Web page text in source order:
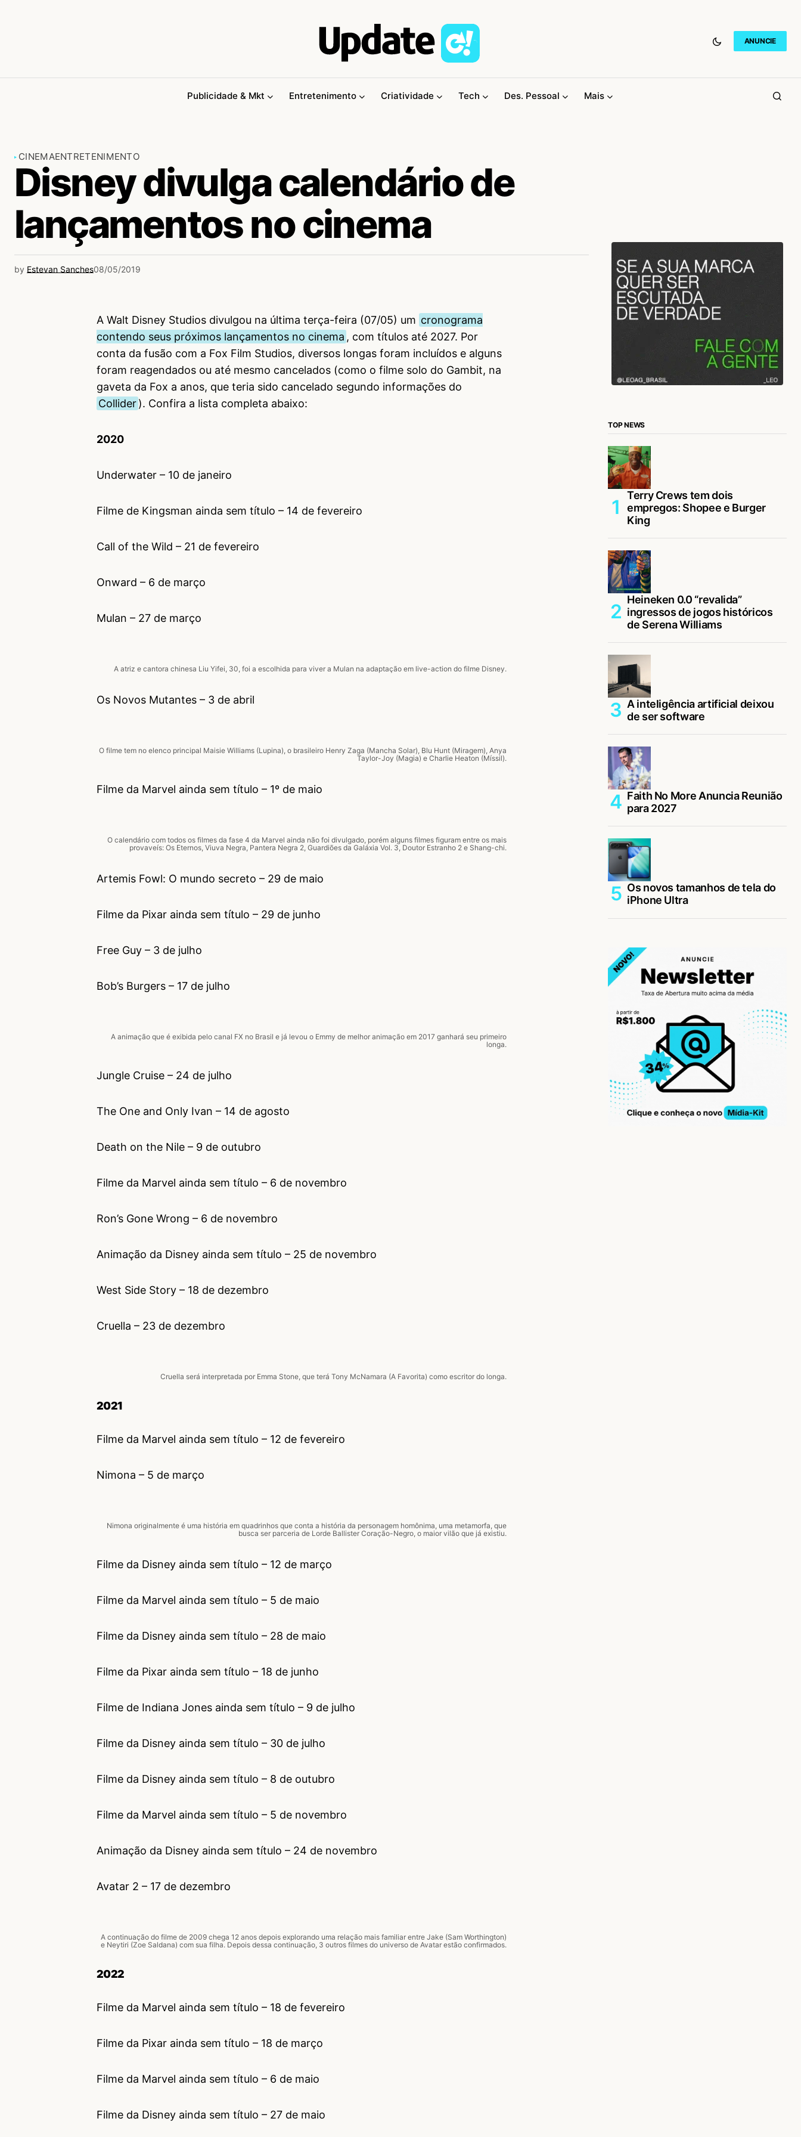
ANUNCIE
Publicidade & Mkt Entretenimento Criatividade Tech Des. Pessoal Mais
CINEMAENTRETENIMENTO
Disney divulga calendário de
lançamentos no cinema
by Estevan Sanches08/05/2019
A Walt Disney Studios divulgou na última terça-feira (07/05) um cronograma
contendo seus próximos lançamentos no cinema , com títulos até 2027. Por
conta da fusão com a Fox Film Studios, diversos longas foram incluídos e alguns
foram reagendados ou até mesmo cancelados (como o filme solo do Gambit, na
gaveta da Fox a anos, que teria sido cancelado segundo informações do
Collider). Confira a lista completa abaixo:
2020
Underwater – 10 de janeiro
Filme de Kingsman ainda sem título – 14 de fevereiro
Call of the Wild – 21 de fevereiro
Onward – 6 de março
Mulan – 27 de março
A atriz e cantora chinesa Liu Yifei, 30, foi a escolhida para viver a Mulan na adaptação em live-action do filme Disney.
Os Novos Mutantes – 3 de abril
O filme tem no elenco principal Maisie Williams (Lupina), o brasileiro Henry Zaga (Mancha Solar), Blu Hunt (Miragem), Anya
Taylor-Joy (Magia) e Charlie Heaton (Míssil).
Filme da Marvel ainda sem título – 1º de maio
O calendário com todos os filmes da fase 4 da Marvel ainda não foi divulgado, porém alguns filmes figuram entre os mais
provaveís: Os Eternos, Viuva Negra, Pantera Negra 2, Guardiões da Galáxia Vol. 3, Doutor Estranho 2 e Shang-chi.
Artemis Fowl: O mundo secreto – 29 de maio
Filme da Pixar ainda sem título – 29 de junho
Free Guy – 3 de julho
Bob’s Burgers – 17 de julho
A animação que é exibida pelo canal FX no Brasil e já levou o Emmy de melhor animação em 2017 ganhará seu primeiro
longa.
Jungle Cruise – 24 de julho
The One and Only Ivan – 14 de agosto
Death on the Nile – 9 de outubro
Filme da Marvel ainda sem título – 6 de novembro
Ron’s Gone Wrong – 6 de novembro
Animação da Disney ainda sem título – 25 de novembro
West Side Story – 18 de dezembro
Cruella – 23 de dezembro
Cruella será interpretada por Emma Stone, que terá Tony McNamara (A Favorita) como escritor do longa.
2021
Filme da Marvel ainda sem título – 12 de fevereiro
Nimona – 5 de março
Nimona originalmente é uma história em quadrinhos que conta a história da personagem homônima, uma metamorfa, que
busca ser parceria de Lorde Ballister Coração-Negro, o maior vilão que já existiu.
Filme da Disney ainda sem título – 12 de março
Filme da Marvel ainda sem título – 5 de maio
Filme da Disney ainda sem título – 28 de maio
Filme da Pixar ainda sem título – 18 de junho
Filme de Indiana Jones ainda sem título – 9 de julho
Filme da Disney ainda sem título – 30 de julho
Filme da Disney ainda sem título – 8 de outubro
Filme da Marvel ainda sem título – 5 de novembro
Animação da Disney ainda sem título – 24 de novembro
Avatar 2 – 17 de dezembro
A continuação do filme de 2009 chega 12 anos depois explorando uma relação mais familiar entre Jake (Sam Worthington)
e Neytiri (Zoe Saldana) com sua filha. Depois dessa continuação, 3 outros filmes do universo de Avatar estão confirmados.
2022
Filme da Marvel ainda sem título – 18 de fevereiro
Filme da Pixar ainda sem título – 18 de março
Filme da Marvel ainda sem título – 6 de maio
Filme da Disney ainda sem título – 27 de maio
TOP NEWS
Terry Crews tem dois
empregos: Shopee e Burger
King
Heineken 0.0 “revalida”
ingressos de jogos históricos
de Serena Williams
A inteligência artificial deixou
de ser software
Faith No More Anuncia Reunião
para 2027
Os novos tamanhos de tela do
iPhone Ultra